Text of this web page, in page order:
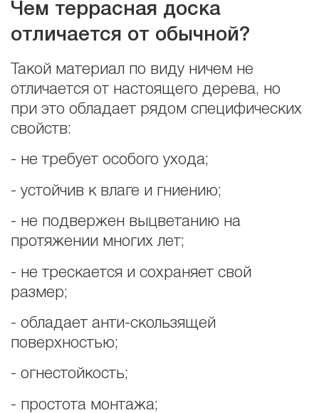
Чем террасная доска
отличается от обычной?
Такой материал по виду ничем не
отличается от настоящего дерева, но
при это обладает рядом специфических
свойств:
- не требует особого ухода;
- устойчив к влаге и гниению;
- не подвержен выцветанию на
протяжении многих лет;
- не трескается и сохраняет свой
размер;
- обладает анти-скользящей
поверхностью;
- огнестойкость;
- простота монтажа;